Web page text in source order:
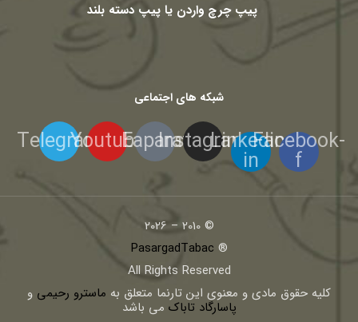
پیپ چرچ واردن یا پیپ دسته بلند
شبکه های اجتماعی
Facebook-
f
Linkedin-
in
Instagram
Eaparat
Youtube
Telegram
© 2010 – 2026
®
PasargadTabac
All Rights Reserved
كليه حقوق مادی و معنوی اين تارنما متعلق به ماسترو رحیمی و
پاسارگاد تاباک می باشد